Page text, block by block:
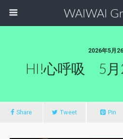
WAIWAI
2026年5月
HI!心呼吸 5月
Share Tweet Pin